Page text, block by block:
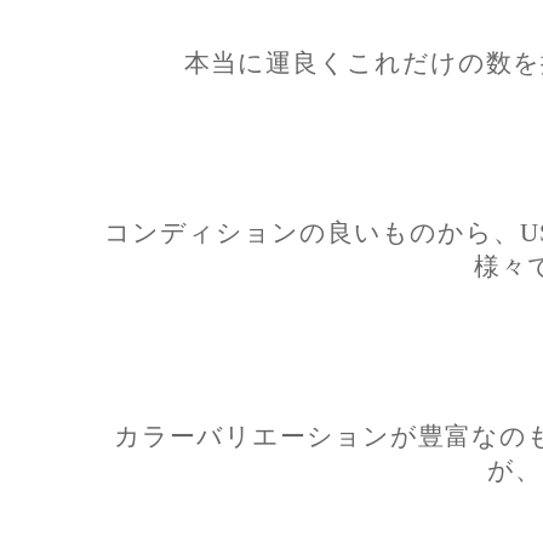
本当に運良くこれだけの数
コンディションの良いものから、
様々
カラーバリエーションが豊富なの
が、